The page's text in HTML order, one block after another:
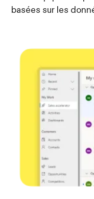
basées sur les